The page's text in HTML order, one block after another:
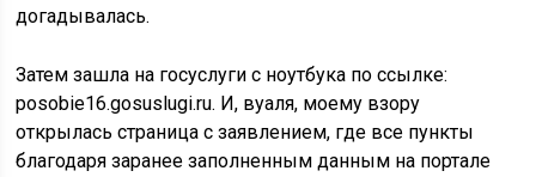
догадывалась.
Затем зашла на госуслуги с ноутбука по ссылке:
posobie16.gosuslugi.ru. И, вуаля, моему взору
открылась страница с заявлением, где все пункты
благодаря заранее заполненным данным на портале